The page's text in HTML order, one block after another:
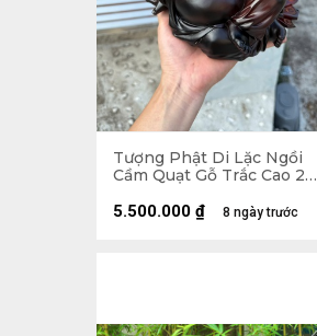
Tượng Phật Di Lặc Ngồi
Cầm Quạt Gỗ Trắc Cao 20
8 ngày trước
5.500.000 ₫